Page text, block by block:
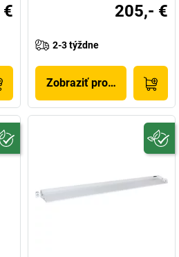
205,- €
2-3 týždne
Zobraziť produkt